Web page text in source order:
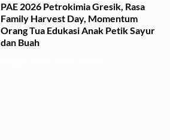
PAE 2026 Petrokimia Gresik, Rasa
Family Harvest Day, Momentum
Orang Tua Edukasi Anak Petik Sayur
dan Buah